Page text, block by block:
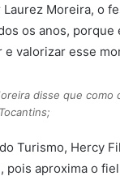
Moreira, o
os anos,
valorizar esse
disse que
Turismo, Hercy
pois aproxima o